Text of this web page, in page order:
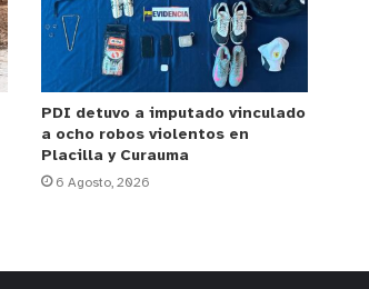
PDI detuvo a imputado vinculado
a ocho robos violentos en
Placilla y Curauma
6 Agosto, 2026